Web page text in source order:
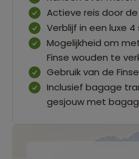
Actieve reis door
Verblijf in een luxe
Mogelijkheid om
Finse wouden te
Gebruik van de
Inclusief bagage
gesjouw met